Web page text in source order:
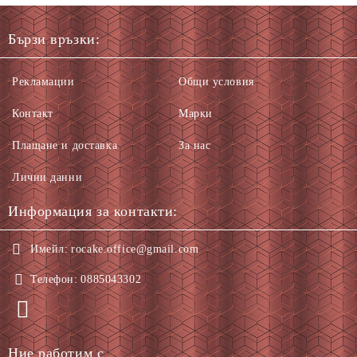
Бързи връзки:
Рекламации
Контакт
Плащане и доставка
Лични данни
Общи условия
Марки
За нас
Информация за контакти:
Имейл: rocake.office@gmail.com
Телефон: 0885043302
Ние работим с